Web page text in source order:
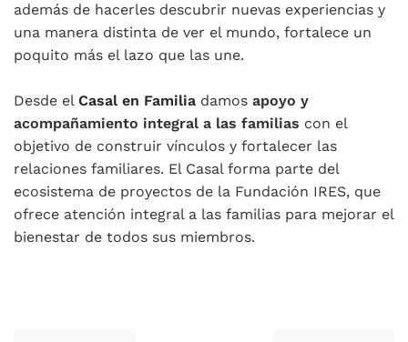
además de hacerles descubrir nuevas experiencias y
una manera distinta de ver el mundo, fortalece un
poquito más el lazo que las une.
Desde el Casal en Familia damos apoyo y
acompañamiento integral a las familias con el
objetivo de construir vínculos y fortalecer las
relaciones familiares. El Casal forma parte del
ecosistema de proyectos de la Fundación IRES, que
ofrece atención integral a las familias para mejorar el
bienestar de todos sus miembros.